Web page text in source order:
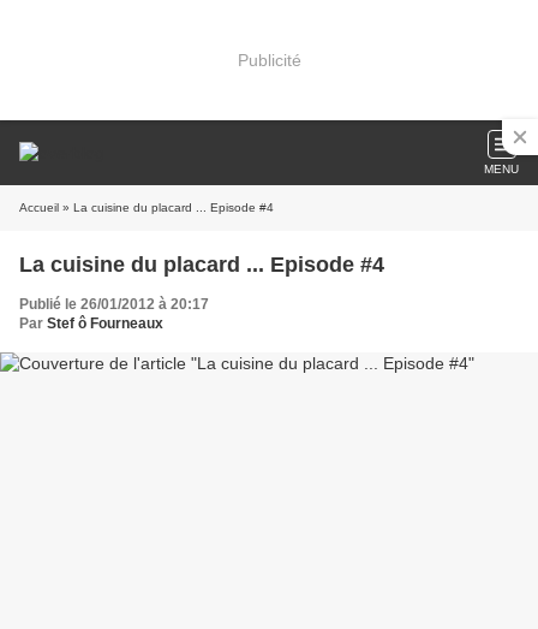
Publicité
MENU
Accueil » La cuisine du placard ... Episode #4
La cuisine du placard ... Episode #4
Publié le 26/01/2012 à 20:17
Par Stef ô Fourneaux